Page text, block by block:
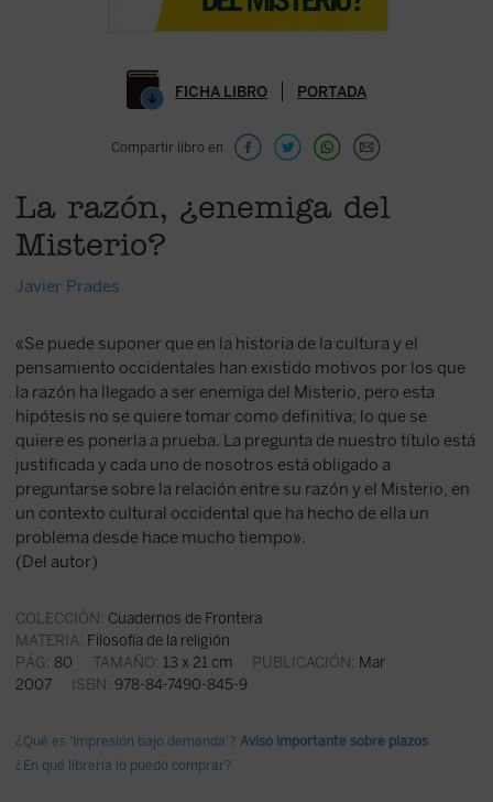
FICHA LIBRO PORTADA
Compartir libro en
La razón, ¿enemiga del
Misterio?
Javier Prades
«Se puede suponer que en la historia de la cultura y el
pensamiento occidentales han existido motivos por los que
la razón ha llegado a ser enemiga del Misterio, pero esta
hipótesis no se quiere tomar como definitiva; lo que se
quiere es ponerla a prueba. La pregunta de nuestro título está
justificada y cada uno de nosotros está obligado a
preguntarse sobre la relación entre su razón y el Misterio, en
un contexto cultural occidental que ha hecho de ella un
problema desde hace mucho tiempo».
(Del autor)
COLECCIÓN: Cuadernos de Frontera
MATERIA: Filosofía de la religión
PÁG: 80 TAMAÑO: 13 x 21 cm PUBLICACIÓN: Mar
2007 ISBN: 978-84-7490-845-9
¿Qué es 'Impresión bajo demanda'? Aviso importante sobre plazos
¿En qué librería lo puedo comprar?